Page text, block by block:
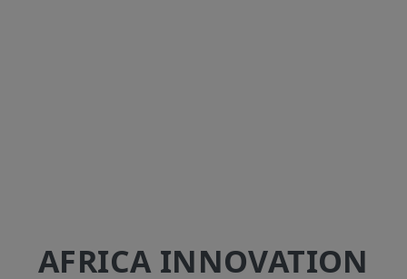
AFRICA INNOVATION